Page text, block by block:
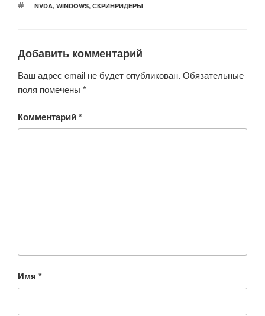
МЕТКИ
NVDA, WINDOWS, СКРИНРИДЕРЫ
Добавить комментарий
Ваш адрес email не будет опубликован. Обязательные
поля помечены *
Комментарий*
Имя *